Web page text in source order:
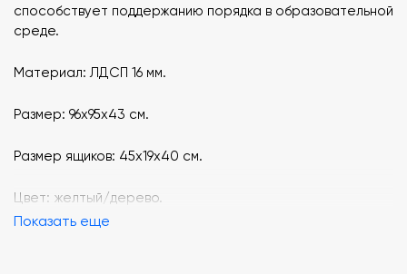
способствует поддержанию порядка в образовательной
среде.
Материал: ЛДСП 16 мм.
Размер: 96х95х43 см.
Размер ящиков: 45х19х40 см.
Цвет: желтый/дерево.
Показать еще